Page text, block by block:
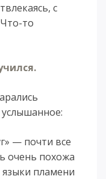
с
то
— почти все
очень похожа
пламени